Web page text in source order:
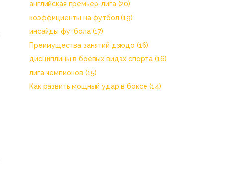
английская премьер-лига (20)
коэффициенты на футбол (19)
инсайды футбола (17)
Преимущества занятий дзюдо (16)
дисциплины в боевых видах спорта (16)
лига чемпионов (15)
Как развить мощный удар в боксе (14)